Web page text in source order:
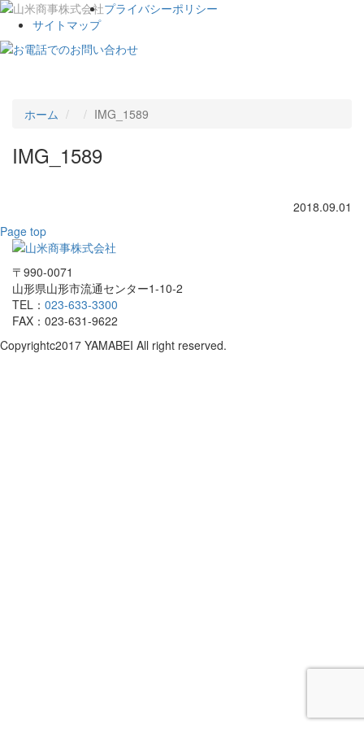
プライバシーポリシー
サイトマップ
ホーム
IMG_1589
IMG_1589
2018.09.01
Page top
〒990-0071
山形県山形市流通センター1-10-2
TEL： 023-633-3300
FAX：023-631-9622
Copyrightc2017 YAMABEI All right reserved.